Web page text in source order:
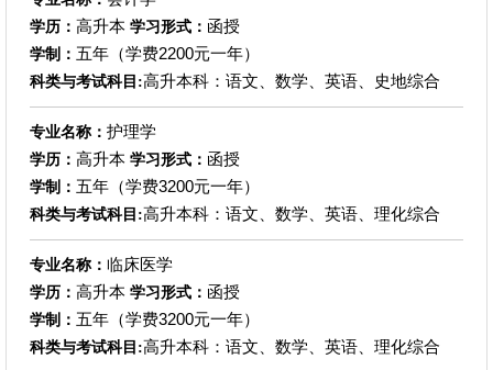
学历： 高升本 学习形式： 函授
学制： 五年（学费2200元一年）
科类与考试科目:高升本科：语文、数学、英语、史地综合
专业名称： 护理学
学历： 高升本 学习形式： 函授
学制： 五年（学费3200元一年）
科类与考试科目:高升本科：语文、数学、英语、理化综合
专业名称： 临床医学
学历： 高升本 学习形式： 函授
学制： 五年（学费3200元一年）
科类与考试科目:高升本科：语文、数学、英语、理化综合